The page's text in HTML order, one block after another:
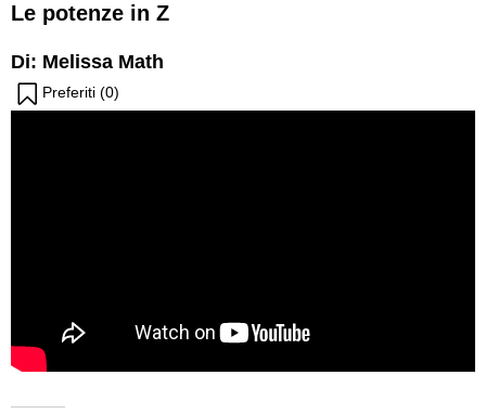
Le potenze in Z
Di: Melissa Math
Preferiti (0)